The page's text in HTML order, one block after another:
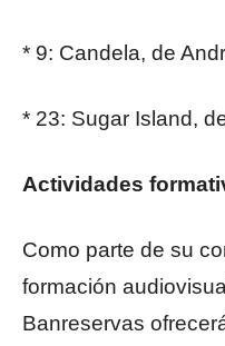
* 9: Candela, de
* 23: Sugar Island,
Actividades
Como parte de su
formación
Banreservas